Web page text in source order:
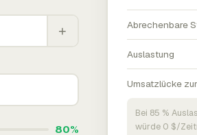
+
80%
Abrechenbare
Auslastung
Umsatzlücke
Bei 85 %
würde 0 $/